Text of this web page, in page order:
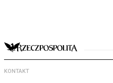
KONTAKT